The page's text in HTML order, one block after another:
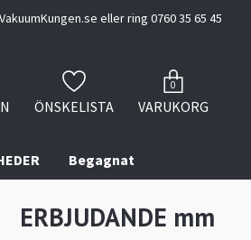
eller ring 0760 35 65 45
ÖNSKELISTA
0
VARUKORG
Begagnat
ERBJUDANDE mm